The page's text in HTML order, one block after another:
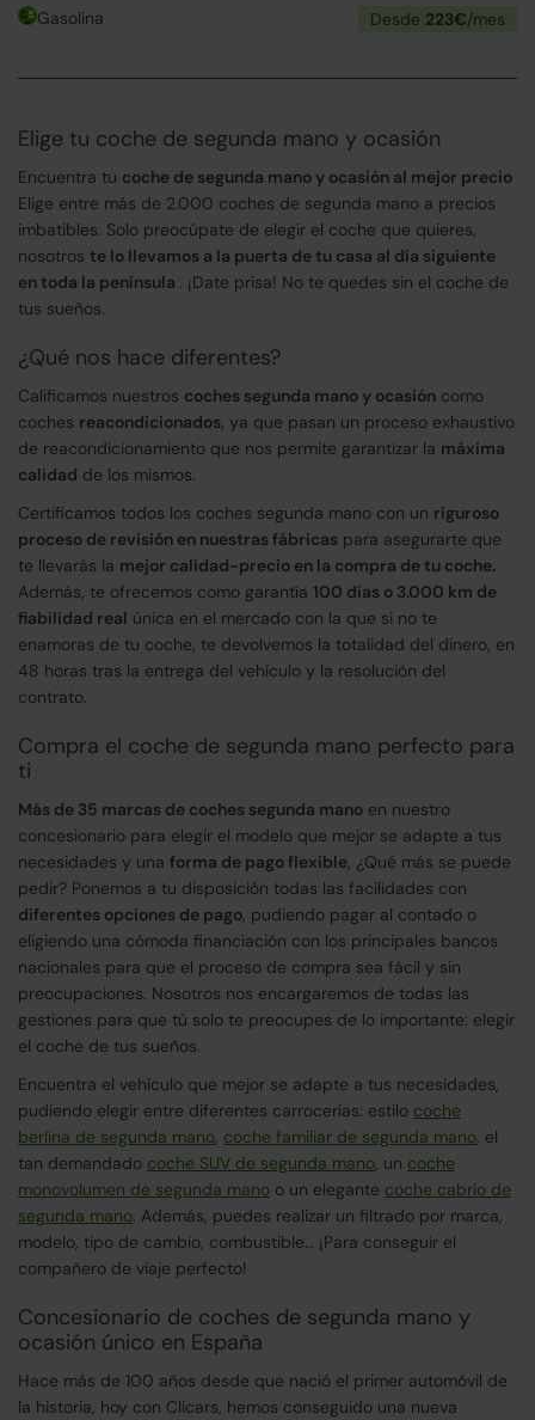
Gasolina Desde 223€/mes
Elige tu coche de segunda mano y ocasión
Encuentra tu coche de segunda mano y ocasión al mejor precio
Elige entre más de 2.000 coches de segunda mano a precios
imbatibles. Solo preocúpate de elegir el coche que quieres,
nosotros te lo llevamos a la puerta de tu casa al día siguiente
en toda la península . ¡Date prisa! No te quedes sin el coche de
tus sueños.
¿Qué nos hace diferentes?
Calificamos nuestros coches segunda mano y ocasión como
coches reacondicionados, ya que pasan un proceso exhaustivo
de reacondicionamiento que nos permite garantizar la máxima
calidad de los mismos.
Certificamos todos los coches segunda mano con un riguroso
proceso de revisión en nuestras fábricas para asegurarte que
te llevarás la mejor calidad-precio en la compra de tu coche.
Además, te ofrecemos como garantía 100 días o 3.000 km de
fiabilidad real única en el mercado con la que si no te
enamoras de tu coche, te devolvemos la totalidad del dinero, en
48 horas tras la entrega del vehículo y la resolución del
contrato.
Compra el coche de segunda mano perfecto para
ti
Más de 35 marcas de coches segunda mano en nuestro
concesionario para elegir el modelo que mejor se adapte a tus
necesidades y una forma de pago flexible, ¿Qué más se puede
pedir? Ponemos a tu disposición todas las facilidades con
diferentes opciones de pago, pudiendo pagar al contado o
eligiendo una cómoda financiación con los principales bancos
nacionales para que el proceso de compra sea fácil y sin
preocupaciones. Nosotros nos encargaremos de todas las
gestiones para que tú solo te preocupes de lo importante: elegir
el coche de tus sueños.
Encuentra el vehículo que mejor se adapte a tus necesidades,
pudiendo elegir entre diferentes carrocerías: estilo coche
berlina de segunda mano, coche familiar de segunda mano, el
tan demandado coche SUV de segunda mano, un coche
monovolumen de segunda mano o un elegante coche cabrio de
segunda mano. Además, puedes realizar un filtrado por marca,
modelo, tipo de cambio, combustible… ¡Para conseguir el
compañero de viaje perfecto!
Concesionario de coches de segunda mano y
ocasión único en España
Hace más de 100 años desde que nació el primer automóvil de
la historia, hoy con Clicars, hemos conseguido una nueva